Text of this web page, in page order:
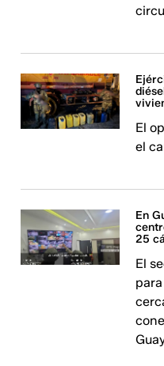
El
el
En
25
El